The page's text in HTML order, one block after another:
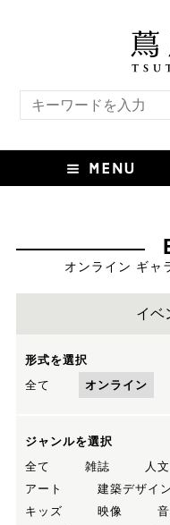
オンライン ギャ
イベ
形式を選択
全て
オンライン
ジャンルを選択
全て
雑誌 人文
アート
建築デザイン
キッズ
映像